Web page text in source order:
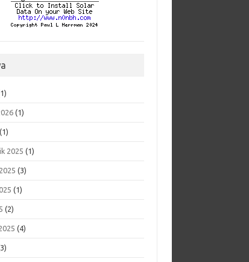
(1)
(1)
2025 (1)
(3)
(1)
(2)
(4)